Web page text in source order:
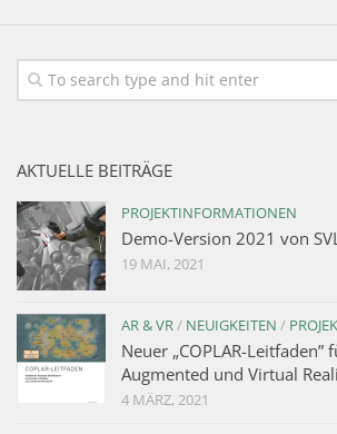
AKTUELLE BEITRÄGE
PROJEKTINFORMATIONEN
Demo-Version 2021 von
19 MAI, 2021
AR & VR / NEUIGKEITEN /
Neuer „COPLAR-
Augmented und Virtual
4 MÄRZ, 2021